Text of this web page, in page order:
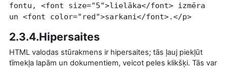
fontu, <font size="5">lielāka</font> izmēra
un <font color="red">sarkani</font>.</p>
2.3.4.Hipersaites
HTML valodas stūrakmens ir hipersaites; tās ļauj piekļūt
tīmekļa lapām un dokumentiem, veicot peles klikšķi. Tās var